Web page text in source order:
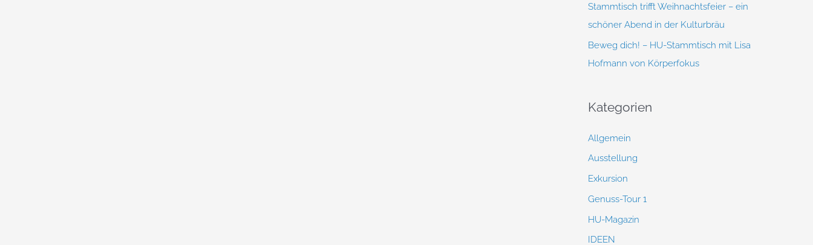
Stammtisch trifft Weihnachtsfeier – ein
schöner Abend in der Kulturbräu
Beweg dich! – HU-Stammtisch mit Lisa
Hofmann von Körperfokus
Kategorien
Allgemein
Ausstellung
Exkursion
Genuss-Tour 1
HU-Magazin
IDEEN